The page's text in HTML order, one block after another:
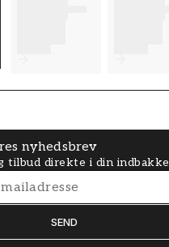
nyhedsbrev
tilbud direkte i din indbakke
SEND